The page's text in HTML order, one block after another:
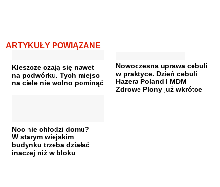
ARTYKUŁY POWIĄZANE
Kleszcze czają się nawet
na podwórku. Tych miejsc
na ciele nie wolno pominąć
Nowoczesna uprawa cebuli
w praktyce. Dzień cebuli
Hazera Poland i MDM
Zdrowe Plony już wkrótce
Noc nie chłodzi domu?
W starym wiejskim
budynku trzeba działać
inaczej niż w bloku